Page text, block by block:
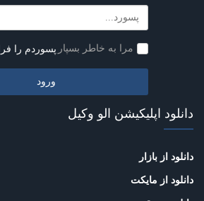
پسوردم را مرا به خاطر بسپار
دانلود اپلیکیشن الو وکیل
دانلود از بازار
دانلود از مایکت